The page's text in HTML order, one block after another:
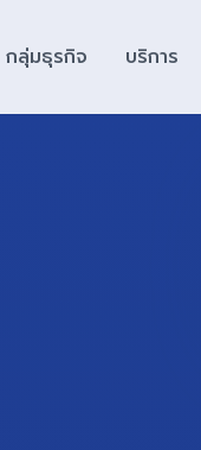
กลุ่มธุรกิจ บริการ